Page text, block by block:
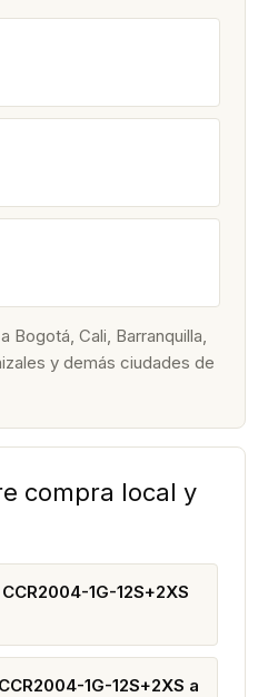
Bogotá, Cali, Barranquilla,
y demás ciudades de
compra local y
1G-12S+2XS
1G-12S+2XS a